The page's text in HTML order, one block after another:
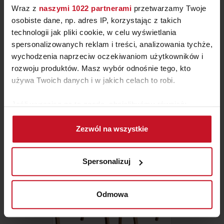
Wraz z naszymi 1022 partnerami przetwarzamy Twoje
osobiste dane, np. adres IP, korzystając z takich
technologii jak pliki cookie, w celu wyświetlania
spersonalizowanych reklam i treści, analizowania tychże,
wychodzenia naprzeciw oczekiwaniom użytkowników i
rozwoju produktów. Masz wybór odnośnie tego, kto
używa Twoich danych i w jakich celach to robi.
Gromadzić dane dotyczące Twojej lokalizacji
geograficznej z dokładnością nawet do kilku metrów
Identyfikować Twoje urządzenie, aktywnie
(fingerprinting, czyli wirtualny odcisk palca)
Dowiedz się więcej odnośnie tego, jak Twoje osobiste
dane są przetwarzane oraz ustaw własne preferencje w
zmienić lub wycofać swoją zgodę w dowolnej chwili.
Zezwól na wszystkie
Spersonalizuj
Odmowa
ZAPYTAJ O CENĘ W SALONIE